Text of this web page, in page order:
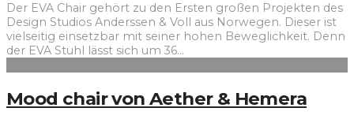
Der EVA Chair gehört zu den Ersten großen Projekten des
Design Studios Anderssen & Voll aus Norwegen. Dieser ist
vielseitig einsetzbar mit seiner hohen Beweglichkeit. Denn
der EVA Stuhl lässt sich um 36...
Mood chair von Aether & Hemera